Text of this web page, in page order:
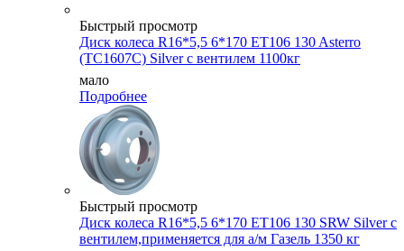
Быстрый просмотр
Диск колеса R16*5,5 6*170 ET106 130 Asterro
(ТС1607С) Silver с вентилем 1100кг
мало
Подробнее
Быстрый просмотр
Диск колеса R16*5,5 6*170 ET106 130 SRW Silver с
вентилем,применяется для а/м Газель 1350 кг